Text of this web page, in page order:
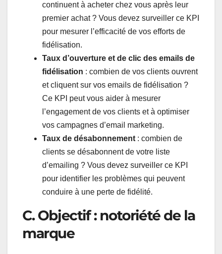
continuent à acheter chez vous après leur
premier achat ? Vous devez surveiller ce KPI
pour mesurer l’efficacité de vos efforts de
fidélisation.
Taux d’ouverture et de clic des emails de
fidélisation : combien de vos clients ouvrent
et cliquent sur vos emails de fidélisation ?
Ce KPI peut vous aider à mesurer
l’engagement de vos clients et à optimiser
vos campagnes d’email marketing.
Taux de désabonnement: combien de
clients se désabonnent de votre liste
d’emailing ? Vous devez surveiller ce KPI
pour identifier les problèmes qui peuvent
conduire à une perte de fidélité.
C. Objectif : notoriété de la
marque